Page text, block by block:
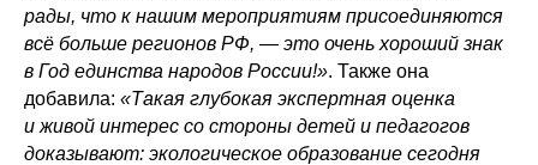
рады, что к нашим мероприятиям присоединяются
всё больше регионов РФ, — это очень хороший знак
в Год единства народов России!». Также она
добавила: «Такая глубокая экспертная оценка
и живой интерес со стороны детей и педагогов
доказывают: экологическое образование сегодня